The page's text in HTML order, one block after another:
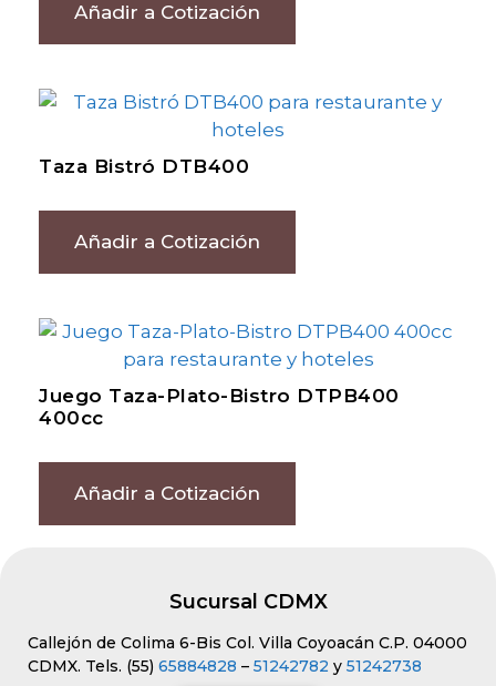
Añadir a Cotización
Taza Bistró DTB400
Añadir a Cotización
Juego Taza-Plato-Bistro DTPB400
400cc
Añadir a Cotización
Sucursal CDMX
Callejón de Colima 6-Bis Col. Villa Coyoacán C.P. 04000
CDMX. Tels. (55) 65884828 – 51242782 y 51242738